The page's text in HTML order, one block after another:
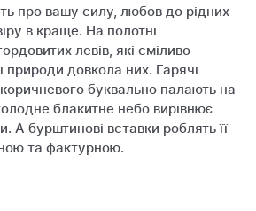
про вашу силу, любов до рідних
в краще. На полотні
левів, які сміливо
природи довкола них. Гарячі
коричневого буквально палають на
блакитне небо вирівнює
А бурштинові вставки роблять її
та фактурною.